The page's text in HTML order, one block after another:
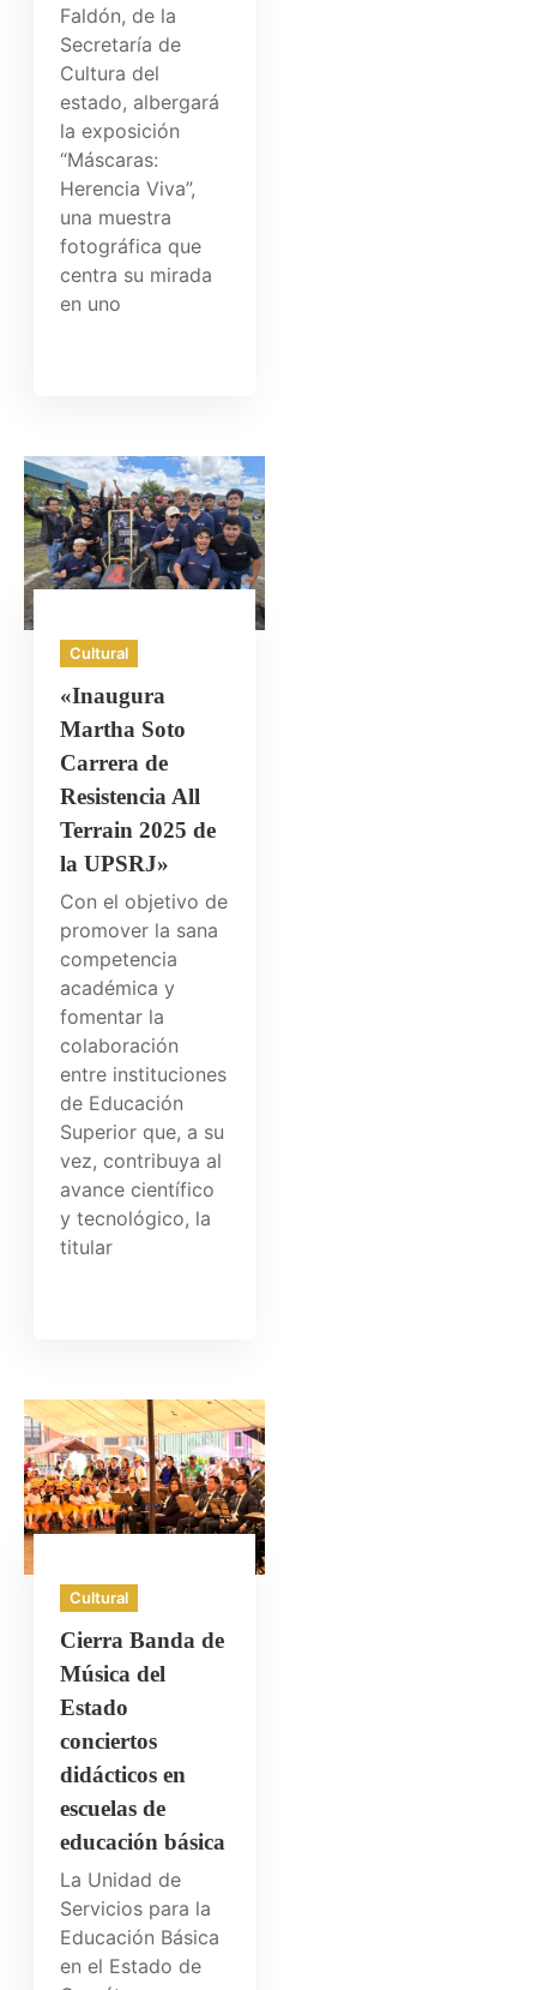
Faldón, de la
Secretaría de
Cultura del
estado, albergará
la exposición
“Máscaras:
Herencia Viva”,
una muestra
fotográfica que
centra su mirada
en uno
Cultural
«Inaugura
Martha Soto
Carrera de
Resistencia All
Terrain 2025 de
la UPSRJ»
Con el objetivo de
promover la sana
competencia
académica y
fomentar la
colaboración
entre instituciones
de Educación
Superior que, a su
vez, contribuya al
avance científico
y tecnológico, la
titular
Cultural
Cierra Banda de
Música del
Estado
conciertos
didácticos en
escuelas de
educación básica
La Unidad de
Servicios para la
Educación Básica
en el Estado de